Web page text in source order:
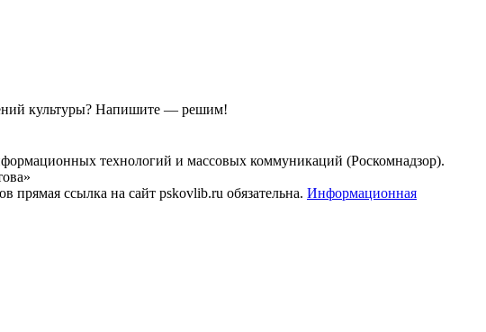
культуры? Напишите — решим!
технологий и массовых коммуникаций (Роскомнадзор).
прямая ссылка на сайт pskovlib.ru обязательна. Информационная